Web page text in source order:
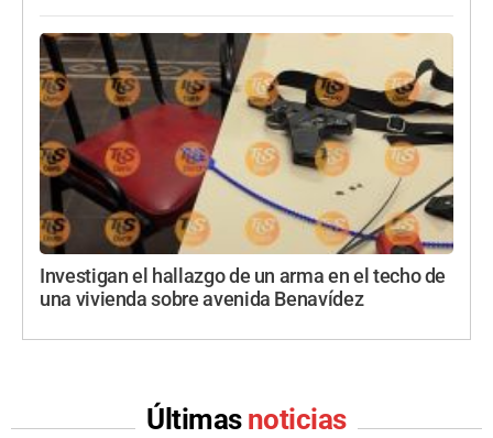
Investigan el hallazgo de un arma en el techo de
una vivienda sobre avenida Benavídez
Últimas noticias